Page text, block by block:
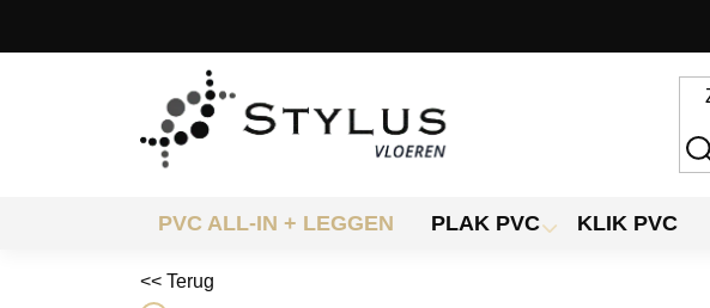
PVC ALL-IN + LEGGEN PLAK PVC KLIK PVC
<< Terug